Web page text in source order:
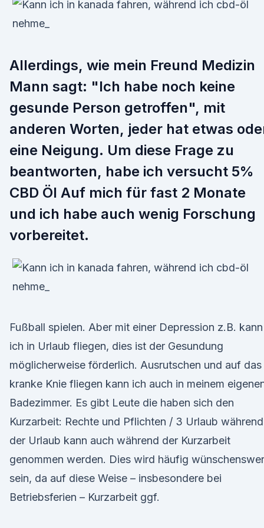
Allerdings, wie mein Freund Medizin
Mann sagt: "Ich habe noch keine
gesunde Person getroffen", mit
anderen Worten, jeder hat etwas
eine Neigung. Um diese Frage zu
beantworten, habe ich versucht 5%
CBD Öl Auf mich für fast 2 Monate
und ich habe auch wenig Forschung
vorbereitet.
Fußball spielen. Aber mit einer Depression z.B. kann
ich in Urlaub fliegen, dies ist der Gesundung
möglicherweise förderlich. Ausrutschen und auf das
kranke Knie fliegen kann ich auch in meinem
Badezimmer. Es gibt Leute die haben sich den
Kurzarbeit: Rechte und Pflichten / 3 Urlaub während
der Urlaub kann auch während der Kurzarbeit
genommen werden. Dies wird häufig
sein, da auf diese Weise – insbesondere bei
Betriebsferien – Kurzarbeit ggf.